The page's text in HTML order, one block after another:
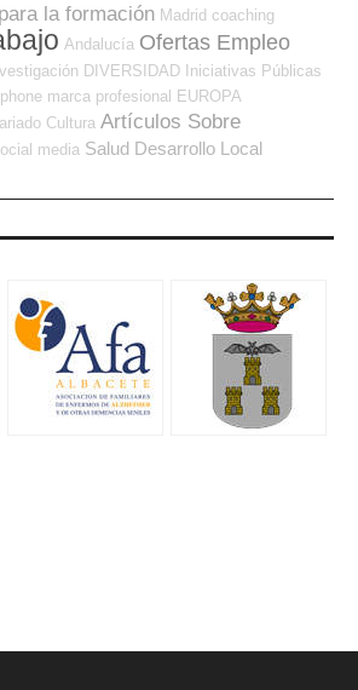
la formación Madrid coaching
Andalucía Ofertas Empleo
DIVERSIDAD Iniciativas Públicas
marca profesional EUROPA
Cultura Artículos Sobre
media Salud Desarrollo Local